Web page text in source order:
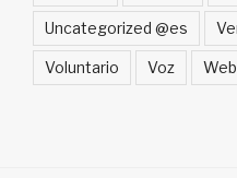
Uncategorized @es
Voluntario Voz Web